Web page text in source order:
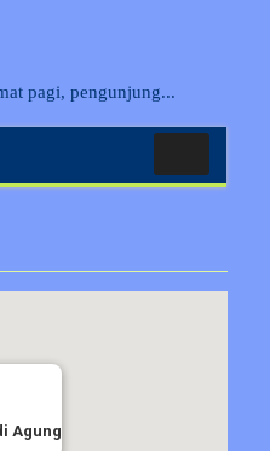
pagi, pengunjung...
Agung